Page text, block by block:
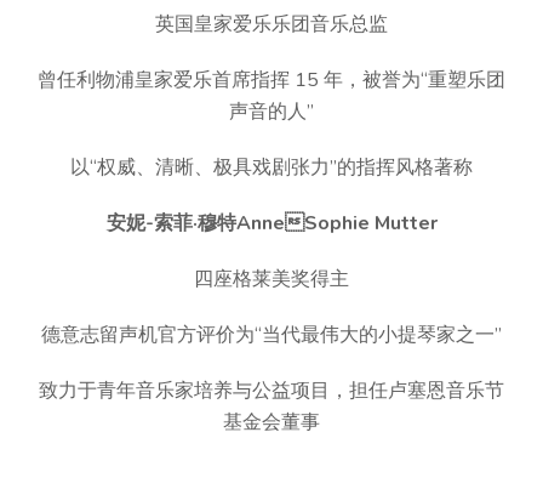
英国皇家爱乐乐团音乐总监
曾任利物浦皇家爱乐首席指挥 15 年，被誉为“重塑乐团
声音的人”
以“权威、清晰、极具戏剧张力”的指挥风格著称
安妮-索菲·穆特AnneSophie Mutter
四座格莱美奖得主
德意志留声机官方评价为“当代最伟大的小提琴家之一”
致力于青年音乐家培养与公益项目，担任卢塞恩音乐节
基金会董事